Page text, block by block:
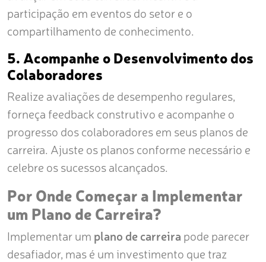
participação em eventos do setor e o
compartilhamento de conhecimento.
5. Acompanhe o Desenvolvimento dos
Colaboradores
Realize avaliações de desempenho regulares,
forneça feedback construtivo e acompanhe o
progresso dos colaboradores em seus planos de
carreira. Ajuste os planos conforme necessário e
celebre os sucessos alcançados.
Por Onde Começar a Implementar
um Plano de Carreira?
Implementar um plano de carreira pode parecer
desafiador, mas é um investimento que traz